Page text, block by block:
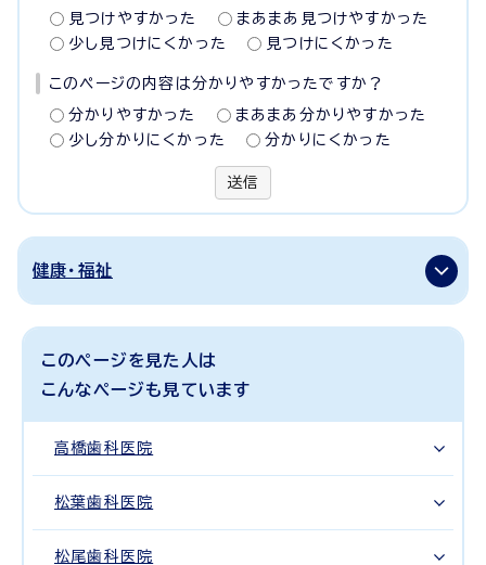
見つけやすかった
まあまあ見つけやすかった
少し見つけにくかった
見つけにくかった
このページの内容は分かりやすかったですか？
分かりやすかった
まあまあ分かりやすかった
少し分かりにくかった
分かりにくかった
送信
健康・福祉
このページを見た人は
こんなページも見ています
高橋歯科医院
松葉歯科医院
松尾歯科医院